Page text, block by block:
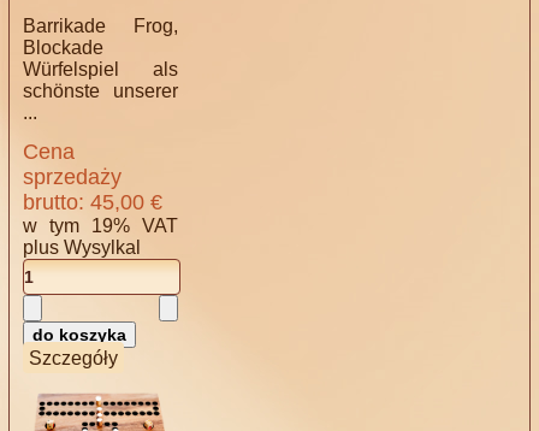
Barrikade Frog,
Blockade
Würfelspiel als
schönste unserer
...
Cena
sprzedaży
brutto:45,00 €
w tym 19% VAT
plusWysylkal
Szczegóły